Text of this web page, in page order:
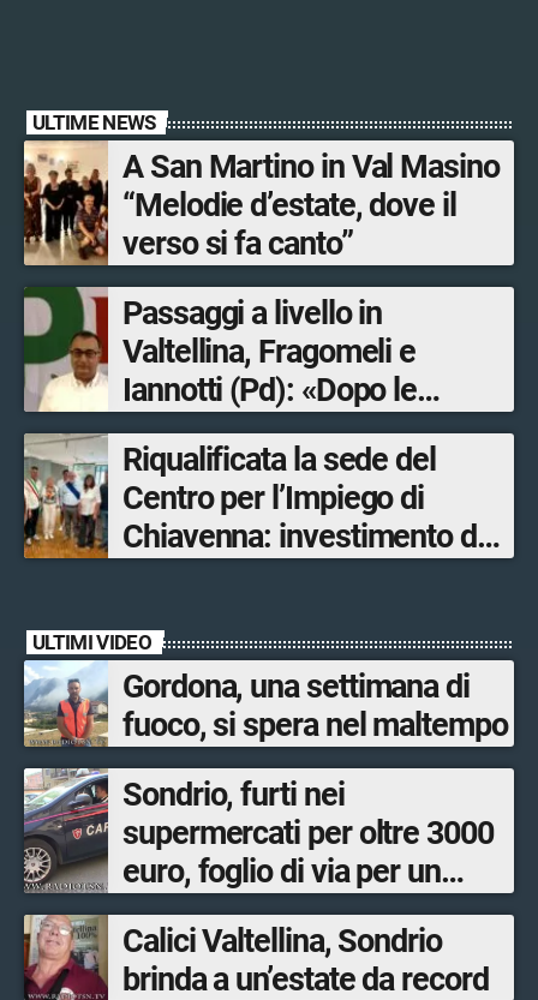
ULTIME NEWS
A San Martino in Val Masino
“Melodie d’estate, dove il
verso si fa canto”
Passaggi a livello in
Valtellina, Fragomeli e
Iannotti (Pd): «Dopo le
Olimpiadi solo un terzo delle
opere sostitutive sarà
ultimato entro il 2026»
Riqualificata la sede del
Centro per l’Impiego di
Chiavenna: investimento da
ULTIMI VIDEO
Gordona, una settimana di
fuoco, si spera nel maltempo
Sondrio, furti nei
supermercati per oltre 3000
euro, foglio di via per un
ventinovenne
Calici Valtellina, Sondrio
brinda a un’estate da record